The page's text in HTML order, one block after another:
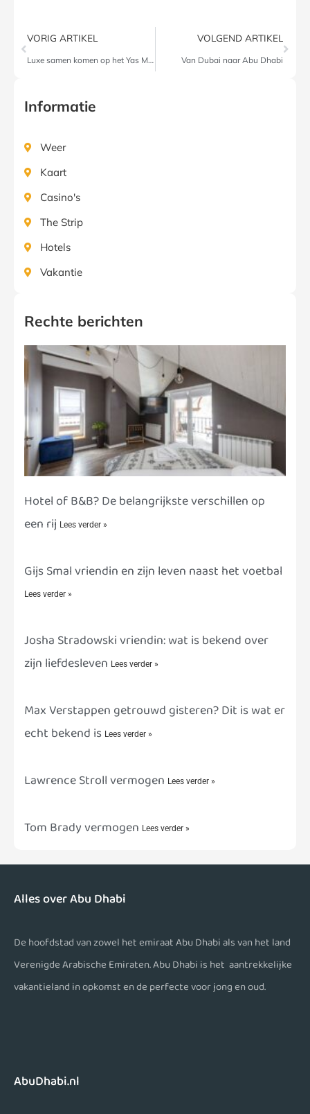
VORIG ARTIKEL
Luxe samen komen op het Yas Marina Circuit?
VOLGEND ARTIKEL
Van Dubai naar Abu Dhabi
Informatie
Weer
Kaart
Casino's
The Strip
Hotels
Vakantie
Rechte berichten
Hotel of B&B? De belangrijkste verschillen op
een rij Lees verder »
Gijs Smal vriendin en zijn leven naast het voetbal
Lees verder »
Josha Stradowski vriendin: wat is bekend over
zijn liefdesleven Lees verder »
Max Verstappen getrouwd gisteren? Dit is wat er
echt bekend is Lees verder »
Lawrence Stroll vermogen Lees verder »
Tom Brady vermogen Lees verder »
Alles over Abu Dhabi
De hoofdstad van zowel het emiraat Abu Dhabi als van het land
Verenigde Arabische Emiraten. Abu Dhabi is het aantrekkelijke
vakantieland in opkomst en de perfecte voor jong en oud.
AbuDhabi.nl